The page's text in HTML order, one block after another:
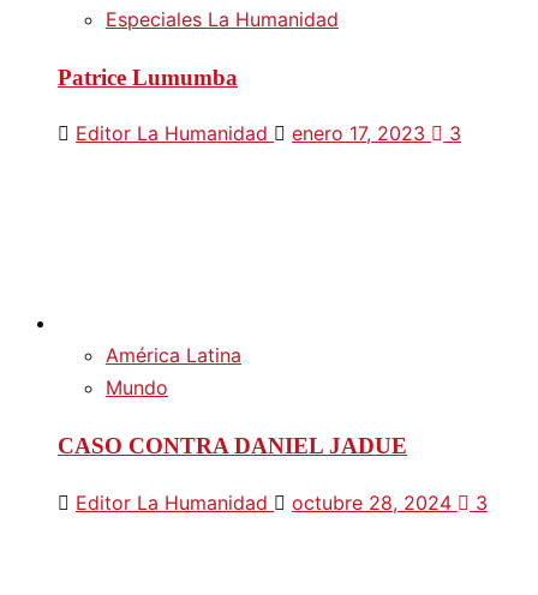
Especiales La Humanidad
Patrice Lumumba
Editor La Humanidad enero 17, 2023 3
América Latina
Mundo
CASO CONTRA DANIEL JADUE
Editor La Humanidad octubre 28, 2024 3